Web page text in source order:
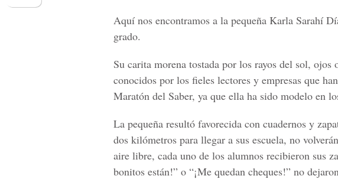
Aquí nos encontramos a la pequeña Karla Sarahí
grado.
Su carita morena tostada por los rayos del sol, ojos
conocidos por los fieles lectores y empresas que
Maratón del Saber, ya que ella ha sido modelo en
La pequeña resultó favorecida con cuadernos y
dos kilómetros para llegar a sus escuela, no
aire libre, cada uno de los alumnos recibieron sus
bonitos están!” o “¡Me quedan cheques!” no